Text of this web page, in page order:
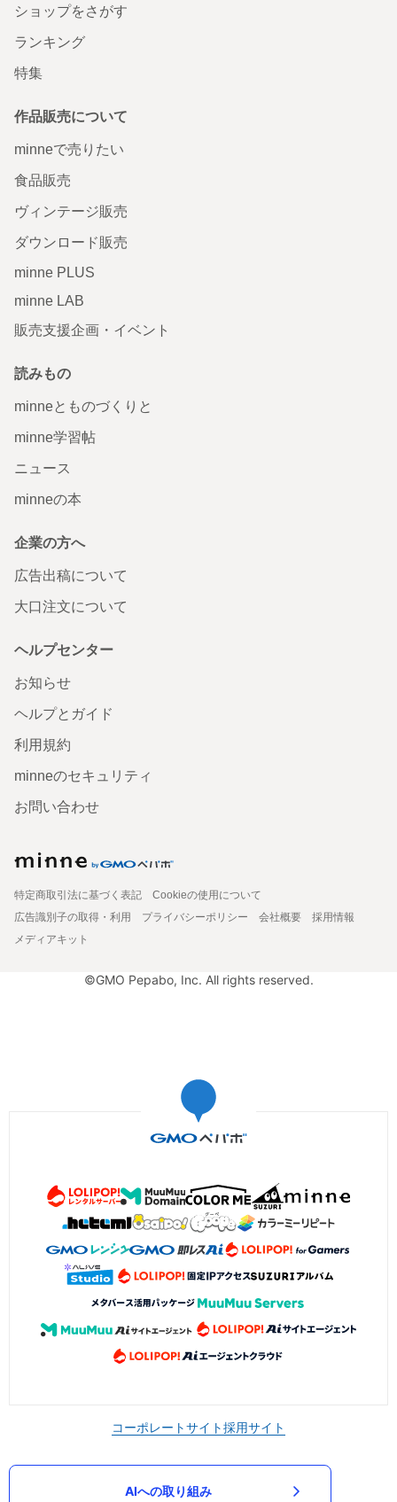
ショップをさがす
ランキング
特集
作品販売について
minneで売りたい
食品販売
ヴィンテージ販売
ダウンロード販売
minne PLUS
minne LAB
販売支援企画・イベント
読みもの
minneとものづくりと
minne学習帖
ニュース
minneの本
企業の方へ
広告出稿について
大口注文について
ヘルプセンター
お知らせ
ヘルプとガイド
利用規約
minneのセキュリティ
お問い合わせ
特定商取引法に基づく表記
Cookieの使用について
広告識別子の取得・利用
プライバシーポリシー 会社概要
採用情報
メディアキット
©GMO Pepabo, Inc. All rights reserved.
コーポレートサイト採用サイト
AIへの取り組み